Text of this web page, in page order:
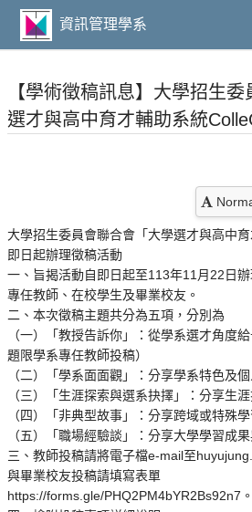
主
要
容
資訊管理學系
【學術徵稿訊息】大學招生
選才與高中育才輔助系統
大學招生委員會聯合會「大學選才與高中育
即日起辦理徵稿活動
一、旨揭活動自即日起至113年11月22日
專任教師、在校學生及畢業校友。
二、本次徵稿主題共分為五項，分別為
（一）「教授告訴你」：從學系選才角度
題限學系專任教師投稿）
（二）「學系面面觀」：分享學系特色及
（三）「生涯探索與選系抉擇」：分享生
（四）「非典型故事」：分享跨域或特殊
（五）「職場經驗談」：分享大學學習成
三、教師投稿請將電子檔e-mail至
與畢業校友投稿請填寫表單
https://forms.gle/PHQ2PM4bYR2Bs92n7。